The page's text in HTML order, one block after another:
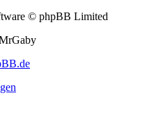
© phpBB Limited